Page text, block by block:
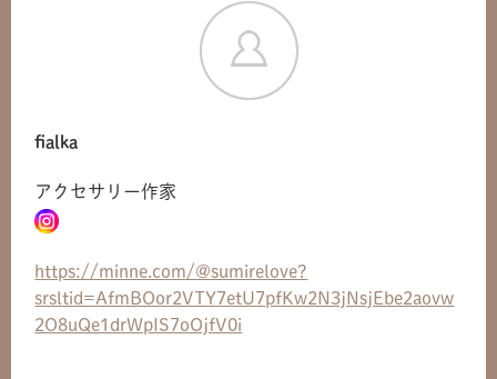
fialka
アクセサリー作家
https://minne.com/@sumirelove?
srsltid=AfmBOor2VTY7etU7pfKw2N3jNsjEbe2aovw
2O8uQe1drWpIS7oOjfV0i